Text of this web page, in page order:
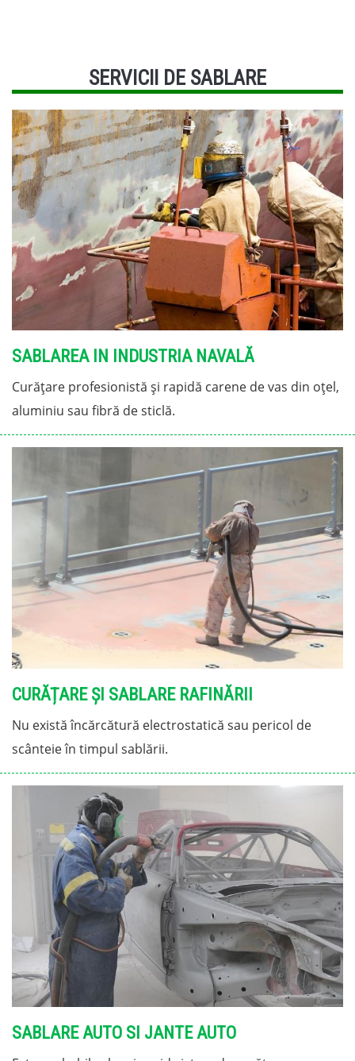
SERVICII DE SABLARE
SABLAREA IN INDUSTRIA NAVALĂ
Curățare profesionistă și rapidă carene de vas din oțel,
aluminiu sau fibră de sticlă.
CURĂȚARE ȘI SABLARE RAFINĂRII
Nu există încărcătură electrostatică sau pericol de
scânteie în timpul sablării.
SABLARE AUTO SI JANTE AUTO